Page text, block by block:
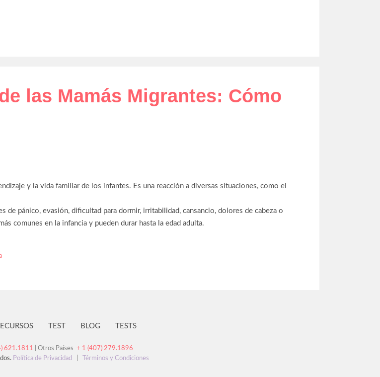
las Mamás Migrantes: Cómo
y la vida familiar de los infantes. Es una reacción a diversas situaciones, como el
de pánico, evasión, dificultad para dormir, irritabilidad, cansancio, dolores de cabeza o
comunes en la infancia y pueden durar hasta la edad adulta.
TEST BLOG TESTS
621.1811 | Otros Países + 1 (407) 279.1896
Política de Privacidad Términos y Condiciones